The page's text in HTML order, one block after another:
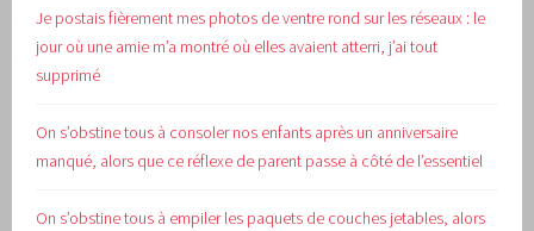
Je postais fièrement mes photos de ventre rond sur les réseaux : le
jour où une amie m’a montré où elles avaient atterri, j’ai tout
supprimé
On s’obstine tous à consoler nos enfants après un anniversaire
manqué, alors que ce réflexe de parent passe à côté de l’essentiel
On s’obstine tous à empiler les paquets de couches jetables, alors